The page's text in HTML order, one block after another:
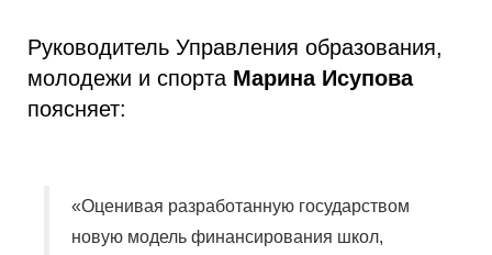
Руководитель Управления образования,
молодежи и спорта Марина Исупова
поясняет:
«Оценивая разработанную государством
новую модель финансирования школ,